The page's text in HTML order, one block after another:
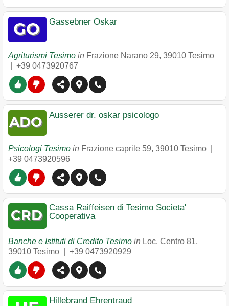
Gassebner Oskar
Agriturismi Tesimo in Frazione Narano 29, 39010 Tesimo
+39 0473920767
Ausserer dr. oskar psicologo
Psicologi Tesimo in Frazione caprile 59, 39010 Tesimo
+39 0473920596
Cassa Raiffeisen di Tesimo Societa'
Cooperativa
Banche e Istituti di Credito Tesimo in Loc. Centro 81,
39010 Tesimo +39 0473920929
Hillebrand Ehrentraud